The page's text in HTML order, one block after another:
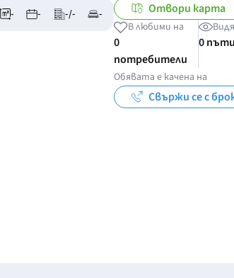
- - -/- - Отвори карта
В любими на
0
потребители
0 пъти
Обявата е качена на
Свържи се с